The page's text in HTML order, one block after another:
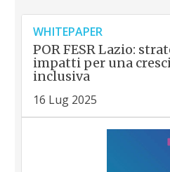
WHITEPAPER
POR FESR Lazio:
impatti per una
inclusiva
16 Lug 2025